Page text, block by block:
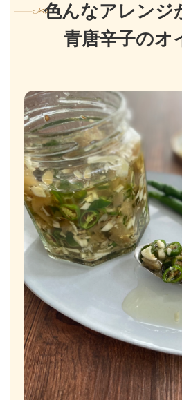
色んなアレンジ
青唐辛子のオ